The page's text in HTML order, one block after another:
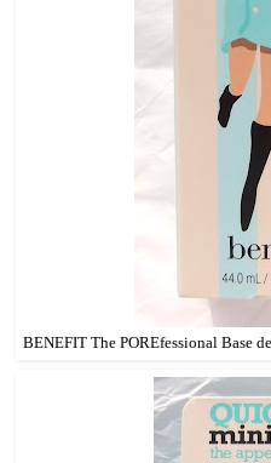
BENEFIT The POREfessional Base